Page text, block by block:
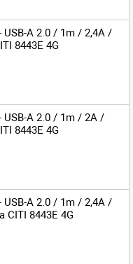
USB-A 2.0 / 1m / 2,4A /
8443E 4G
USB-A 2.0 / 1m / 2A /
8443E 4G
USB-A 2.0 / 1m / 2,4A /
CITI 8443E 4G